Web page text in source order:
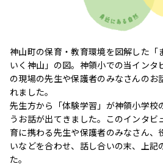
神山町の保育・教育環境を図解した「
いく神山」の図。神領小での当インタ
の現場の先生や保護者のみなさんのお
れました。
先生方から「体験学習」が神領小学校
うお話が出てきました。このインタビ
育に携わる先生や保護者のみなさん、
いなどを合わせ、話し合いの末、上記
た。